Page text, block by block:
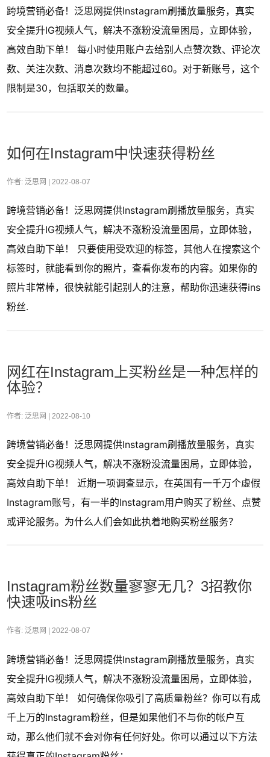
跨境营销必备！泛思网提供Instagram刷播放量服务，真实
安全提升IG视频人气，解决不涨粉没流量困局，立即体验，
高效自助下单！ 每小时使用账户去给别人点赞次数、评论次
数、关注次数、消息次数均不能超过60。对于新账号，这个
限制是30，包括取关的数量。
如何在Instagram中快速获得粉丝
作者: 泛思网 | 2022-08-07
跨境营销必备！泛思网提供Instagram刷播放量服务，真实
安全提升IG视频人气，解决不涨粉没流量困局，立即体验，
高效自助下单！ 只要使用受欢迎的标签，其他人在搜索这个
标签时，就能看到你的照片，查看你发布的内容。如果你的
照片非常棒，很快就能引起别人的注意，帮助你迅速获得ins
粉丝.
网红在Instagram上买粉丝是一种怎样的
体验？
作者: 泛思网 | 2022-08-10
跨境营销必备！泛思网提供Instagram刷播放量服务，真实
安全提升IG视频人气，解决不涨粉没流量困局，立即体验，
高效自助下单！ 近期一项调查显示，在英国有一千万个虚假
Instagram账号，有一半的Instagram用户购买了粉丝、点赞
或评论服务。为什么人们会如此执着地购买粉丝服务？
Instagram粉丝数量寥寥无几？3招教你
快速吸ins粉丝
作者: 泛思网 | 2022-08-07
跨境营销必备！泛思网提供Instagram刷播放量服务，真实
安全提升IG视频人气，解决不涨粉没流量困局，立即体验，
高效自助下单！ 如何确保你吸引了高质量粉丝？你可以有成
千上万的Instagram粉丝，但是如果他们不与你的帐户互
动，那么他们就不会对你有任何好处。你可以通过以下方法